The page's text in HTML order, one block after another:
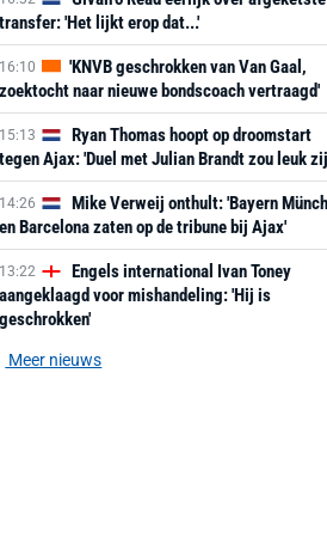
transfer: 'Het lijkt erop dat...'
16:10
'KNVB geschrokken van Van Gaal,
zoektocht naar nieuwe bondscoach vertraagd'
15:13
Ryan Thomas hoopt op droomstart
tegen Ajax: 'Duel met Julian Brandt zou leuk
14:26
Mike Verweij onthult: 'Bayern
en Barcelona zaten op de tribune bij Ajax'
13:22
Engels international Ivan Toney
aangeklaagd voor mishandeling: 'Hij is
geschrokken'
Meer nieuws